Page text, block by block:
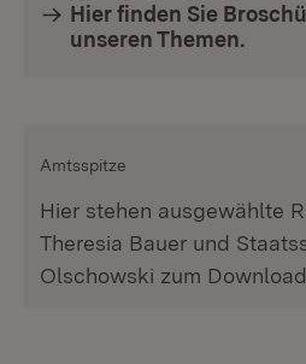
Hier finden Sie
unseren Themen.
Amtsspitze
Hier stehen ausgewählte
Theresia Bauer und
Olschowski zum